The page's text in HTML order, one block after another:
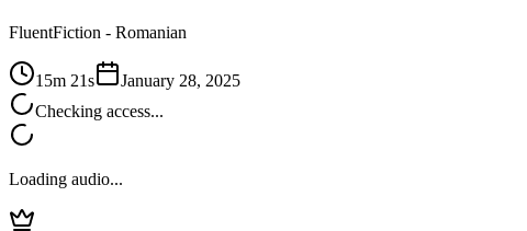
FluentFiction - Romanian
15m 21s
January 28, 2025
Checking access...
Loading audio...